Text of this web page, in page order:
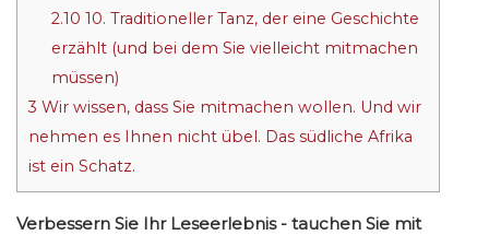
2.10 10. Traditioneller Tanz, der eine Geschichte
erzählt (und bei dem Sie vielleicht mitmachen
müssen)
3 Wir wissen, dass Sie mitmachen wollen. Und wir
nehmen es Ihnen nicht übel. Das südliche Afrika
ist ein Schatz.
Verbessern Sie Ihr Leseerlebnis - tauchen Sie mit